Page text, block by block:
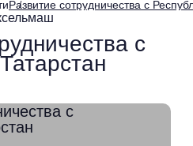
Развитие сотрудничества с
с